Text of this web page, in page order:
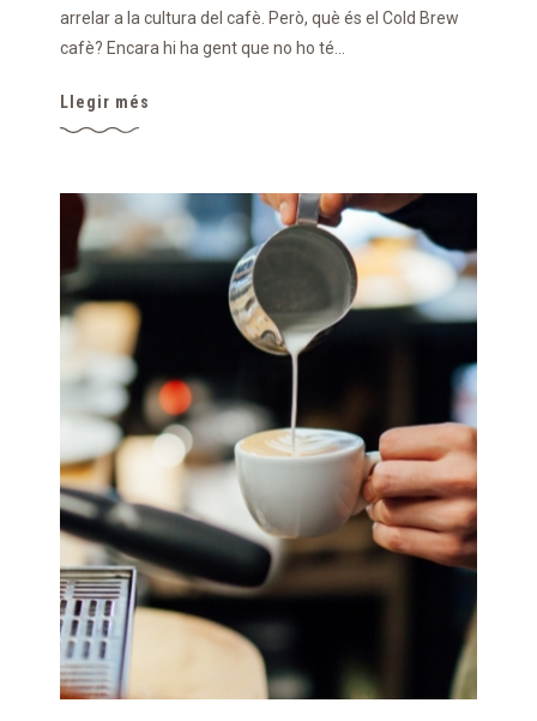
arrelar a la cultura del cafè. Però, què és el Cold Brew
cafè? Encara hi ha gent que no ho té...
Llegir més